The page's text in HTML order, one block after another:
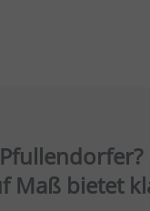
Maß bietet